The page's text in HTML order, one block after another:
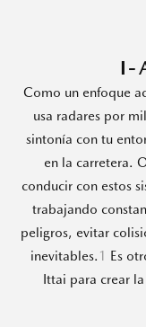
I-
Como un enfoque
usa radares por
sintonía con tu
en la carretera.
conducir con estos
trabajando
peligros, evitar
inevitables. 1 Es
Ittai para crear